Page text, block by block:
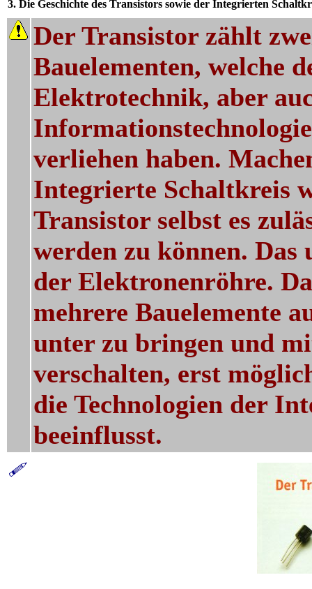
3. Die Geschichte des Transistors sowie der Integrierten
Der Transistor zählt
Bauelementen, welche
Elektrotechnik, aber
verliehen haben.
Integrierte Schaltkreis
Transistor selbst es
werden zu können.
der Elektronenröhre.
mehrere Bauelemente
unter zu bringen und
verschalten, erst
die Technologien der
beeinflusst.